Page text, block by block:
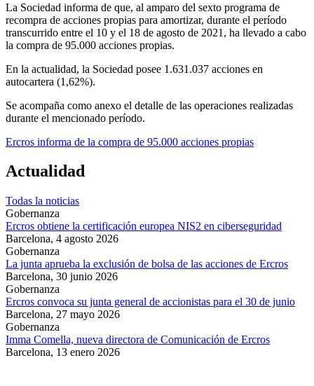
La Sociedad informa de que, al amparo del sexto programa de
recompra de acciones propias para amortizar, durante el período
transcurrido entre el 10 y el 18 de agosto de 2021, ha llevado a cabo
la compra de 95.000 acciones propias.
En la actualidad, la Sociedad posee 1.631.037 acciones en
autocartera (1,62%).
Se acompaña como anexo el detalle de las operaciones realizadas
durante el mencionado período.
Ercros informa de la compra de 95.000 acciones propias
Actualidad
Todas la noticias
Gobernanza
Ercros obtiene la certificación europea NIS2 en ciberseguridad
Barcelona, 4 agosto 2026
Gobernanza
La junta aprueba la exclusión de bolsa de las acciones de Ercros
Barcelona, 30 junio 2026
Gobernanza
Ercros convoca su junta general de accionistas para el 30 de junio
Barcelona, 27 mayo 2026
Gobernanza
Imma Comella, nueva directora de Comunicación de Ercros
Barcelona, 13 enero 2026